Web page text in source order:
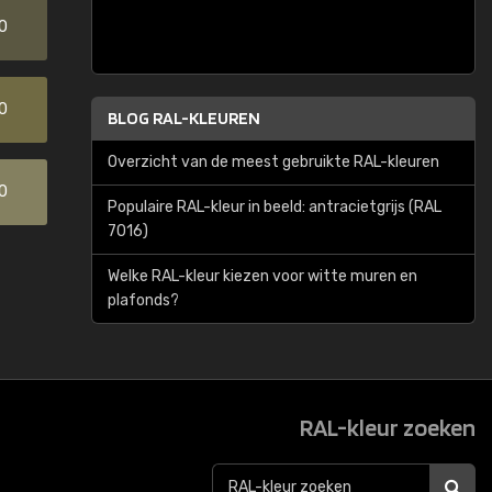
BLOG RAL-KLEUREN
Overzicht van de meest gebruikte RAL-kleuren
Populaire RAL-kleur in beeld: antracietgrijs (RAL
7016)
Welke RAL-kleur kiezen voor witte muren en
plafonds?
RAL-kleur zoeken